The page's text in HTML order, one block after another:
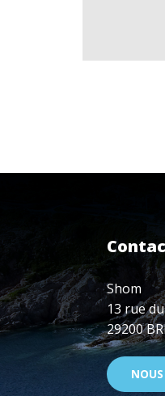
Shom
13 rue
29200